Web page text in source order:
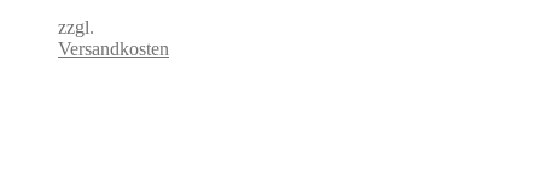
zzgl.
Versandkosten